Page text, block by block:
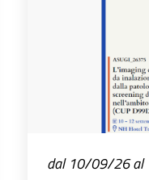
dal 10/09/26